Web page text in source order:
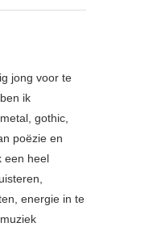
jong voor te
ik
gothic,
poëzie en
een heel
energie in te